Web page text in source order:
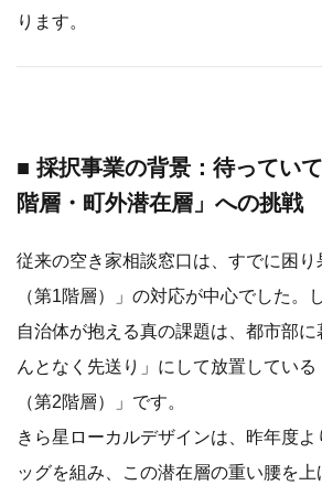
ります。
■ 採択事業の背景：待ってい
階層・町外潜在層」への挑戦
従来の空き家相談窓口は、すでに困
（第1階層）」の対応が中心でした。
自治体が抱える真の課題は、都市部
んとなく先送り」にして放置してい
（第2階層）」です。
きら星ローカルデザインは、昨年度
ッグを組み、この潜在層の重い腰を